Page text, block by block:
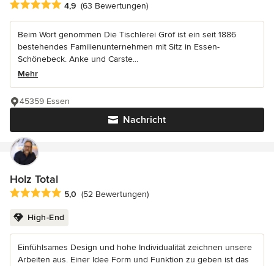
Durchschnittliche Bewertung: 4.9 von 5 Sternen
4,9 (63 Bewertungen)
Beim Wort genommen Die Tischlerei Gröf ist ein seit 1886
bestehendes Familienunternehmen mit Sitz in Essen-
Schönebeck. Anke und Carste...
Mehr
Nachricht
45359 Essen
Holz Total
Durchschnittliche Bewertung: 5 von 5 Sternen
5,0 (52 Bewertungen)
High-End
Einfühlsames Design und hohe Individualität zeichnen unsere
Arbeiten aus. Einer Idee Form und Funktion zu geben ist das